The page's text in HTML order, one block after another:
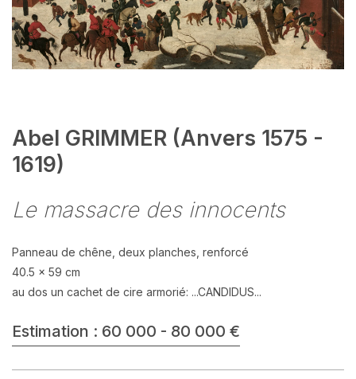
Abel GRIMMER (Anvers 1575 -
1619)
Le massacre des innocents
Panneau de chêne, deux planches, renforcé
40.5 x 59 cm
au dos un cachet de cire armorié: ...CANDIDUS...
Estimation : 60 000 - 80 000 €